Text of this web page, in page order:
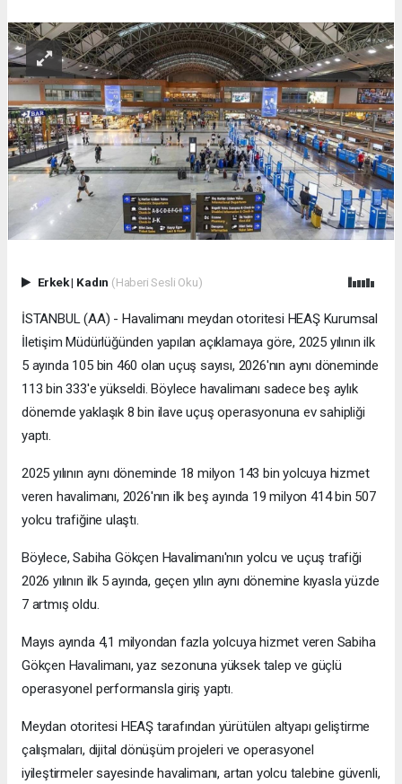
Erkek| Kadın (Haberi Sesli Oku)
İSTANBUL (AA) - Havalimanı meydan otoritesi HEAŞ Kurumsal
İletişim Müdürlüğünden yapılan açıklamaya göre, 2025 yılının ilk
5 ayında 105 bin 460 olan uçuş sayısı, 2026'nın aynı döneminde
113 bin 333'e yükseldi. Böylece havalimanı sadece beş aylık
dönemde yaklaşık 8 bin ilave uçuş operasyonuna ev sahipliği
yaptı.
2025 yılının aynı döneminde 18 milyon 143 bin yolcuya hizmet
veren havalimanı, 2026'nın ilk beş ayında 19 milyon 414 bin 507
yolcu trafiğine ulaştı.
Böylece, Sabiha Gökçen Havalimanı'nın yolcu ve uçuş trafiği
2026 yılının ilk 5 ayında, geçen yılın aynı dönemine kıyasla yüzde
7 artmış oldu.
Mayıs ayında 4,1 milyondan fazla yolcuya hizmet veren Sabiha
Gökçen Havalimanı, yaz sezonuna yüksek talep ve güçlü
operasyonel performansla giriş yaptı.
Meydan otoritesi HEAŞ tarafından yürütülen altyapı geliştirme
çalışmaları, dijital dönüşüm projeleri ve operasyonel
iyileştirmeler sayesinde havalimanı, artan yolcu talebine güvenli,